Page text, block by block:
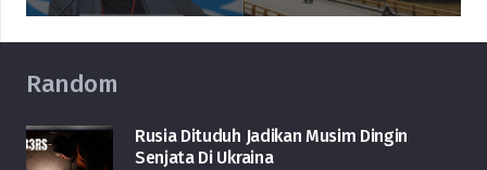
Random
Rusia Dituduh Jadikan Musim Dingin
Senjata Di Ukraina